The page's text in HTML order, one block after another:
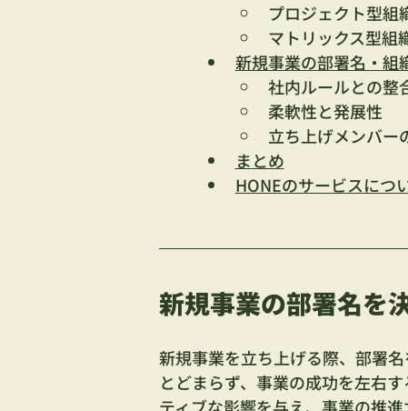
プロジェクト型組
マトリックス型組
新規事業の部署名・組
社内ルールとの整
柔軟性と発展性
立ち上げメンバー
まとめ
HONEのサービスにつ
新規事業の部署名を
新規事業を立ち上げる際、部署
とどまらず、事業の成功を左右